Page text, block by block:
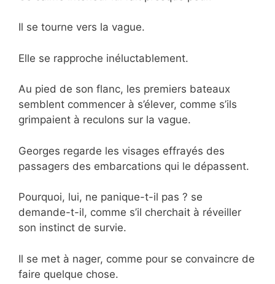
Il se tourne vers la vague.
Elle se rapproche inéluctablement.
Au pied de son flanc, les premiers bateaux
semblent commencer à s’élever, comme s’ils
grimpaient à reculons sur la vague.
Georges regarde les visages effrayés des
passagers des embarcations qui le dépassent.
Pourquoi, lui, ne panique-t-il pas ? se
demande-t-il, comme s’il cherchait à réveiller
son instinct de survie.
Il se met à nager, comme pour se convaincre de
faire quelque chose.